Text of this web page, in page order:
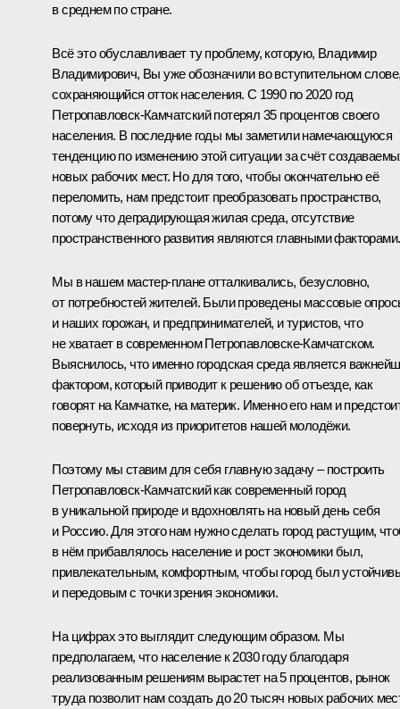
в среднем по стране.
Всё это обуславливает ту проблему, которую, Владимир
Владимирович, Вы уже обозначили во вступительном
сохраняющийся отток населения. С 1990 по 2020 год
Петропавловск-Камчатский потерял 35 процентов своего
населения. В последние годы мы заметили намечающуюся
тенденцию по изменению этой ситуации за счёт
новых рабочих мест. Но для того, чтобы окончательно её
переломить, нам предстоит преобразовать пространство,
потому что деградирующая жилая среда, отсутствие
пространственного развития являются главными факторами.
Мы в нашем мастер-плане отталкивались, безусловно,
от потребностей жителей. Были проведены массовые
и наших горожан, и предпринимателей, и туристов, что
не хватает в современном Петропавловске-Камчатском.
Выяснилось, что именно городская среда является
фактором, который приводит к решению об отъезде, как
говорят на Камчатке, на материк. Именно его нам и
повернуть, исходя из приоритетов нашей молодёжи.
Поэтому мы ставим для себя главную задачу – построить
Петропавловск-Камчатский как современный город
в уникальной природе и вдохновлять на новый день себя
и Россию. Для этого нам нужно сделать город растущим,
в нём прибавлялось население и рост экономики был,
привлекательным, комфортным, чтобы город был
и передовым с точки зрения экономики.
На цифрах это выглядит следующим образом. Мы
предполагаем, что население к 2030 году благодаря
реализованным решениям вырастет на 5 процентов, рынок
труда позволит нам создать до 20 тысяч новых рабочих